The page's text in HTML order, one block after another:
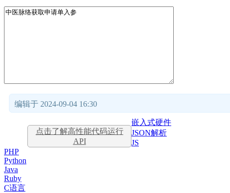
编辑于 2024-09-04 16:30
点击了解高性能代码运行
API
嵌入式硬件
JSON解析
JS
PHP
Python
Java
Ruby
C语言